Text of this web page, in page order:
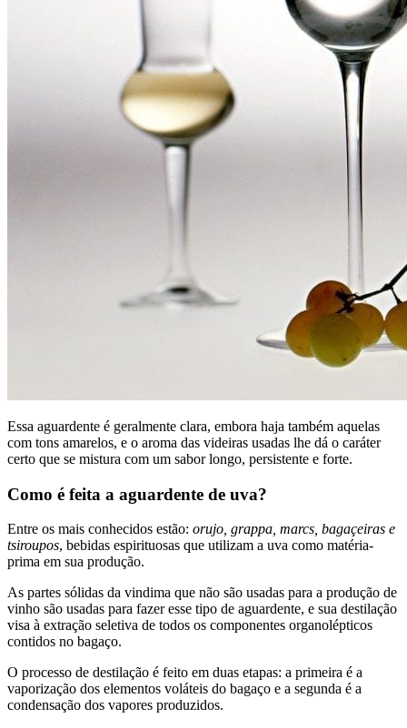
Essa aguardente é geralmente clara, embora haja também aquelas
com tons amarelos, e o aroma das videiras usadas lhe dá o caráter
certo que se mistura com um sabor longo, persistente e forte.
Como é feita a aguardente de uva?
Entre os mais conhecidos estão: orujo, grappa, marcs, bagaçeiras e
tsiroupos, bebidas espirituosas que utilizam a uva como matéria-
prima em sua produção.
As partes sólidas da vindima que não são usadas para a produção de
vinho são usadas para fazer esse tipo de aguardente, e sua destilação
visa à extração seletiva de todos os componentes organolépticos
contidos no bagaço.
O processo de destilação é feito em duas etapas: a primeira é a
vaporização dos elementos voláteis do bagaço e a segunda é a
condensação dos vapores produzidos.